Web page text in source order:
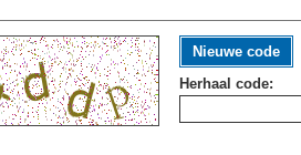
Nieuwe code
Herhaal code: